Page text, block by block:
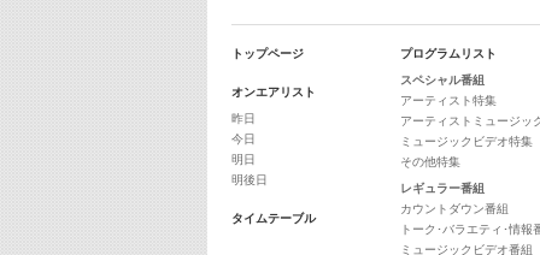
トップページ
オンエアリスト
昨日
今日
明日
明後日
タイムテーブル
プログラムリスト
スペシャル番組
アーティスト特集
アーティストミュージッ
ミュージックビデオ特集
その他特集
レギュラー番組
カウントダウン番組
トーク･バラエティ･情報
ミュージックビデオ番組